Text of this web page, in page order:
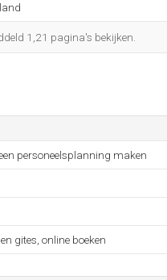
1,21 pagina's bekijken.
personeelsplanning maken
gites, online boeken